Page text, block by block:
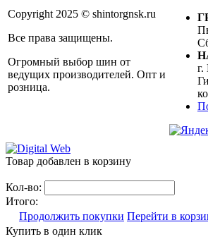
Copyright 2025 © shintorgnsk.ru
Все права защищены.
Огромный выбор шин от
ведущих производителей. Опт и
розница.
г.
Товар добавлен в корзину
Кол-во:
Итого:
Продолжить покупки Перейти в
Купить в один клик